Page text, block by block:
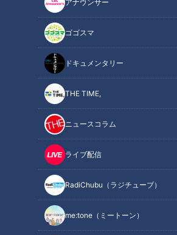
アナウンサー
ゴゴスマ
ドキュメンタリー
THE TIME,
ニュースコラム
ライブ配信
RadiChubu（ラジチューブ）
me:tone（ミートーン）
88歳で今の職場に就職
兵士を看病した戦時中からずっと現役
後輩看護師に負けない働きぶり
迷惑を掛けずに生活したい
「動けなくなったら辞める」覚悟
求められる限り役に立ちたい
オススメ関連コンテンツ
88歳で今の職場に就職